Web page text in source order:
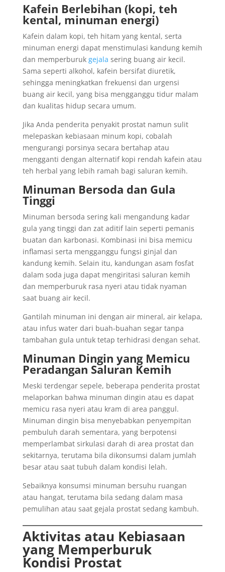
Kafein Berlebihan (kopi, teh
kental, minuman energi)
Kafein dalam kopi, teh hitam yang kental, serta
minuman energi dapat menstimulasi kandung kemih
dan memperburuk gejala sering buang air kecil.
Sama seperti alkohol, kafein bersifat diuretik,
sehingga meningkatkan frekuensi dan urgensi
buang air kecil, yang bisa mengganggu tidur malam
dan kualitas hidup secara umum.
Jika Anda penderita penyakit prostat namun sulit
melepaskan kebiasaan minum kopi, cobalah
mengurangi porsinya secara bertahap atau
mengganti dengan alternatif kopi rendah kafein atau
teh herbal yang lebih ramah bagi saluran kemih.
Minuman Bersoda dan Gula
Tinggi
Minuman bersoda sering kali mengandung kadar
gula yang tinggi dan zat aditif lain seperti pemanis
buatan dan karbonasi. Kombinasi ini bisa memicu
inflamasi serta mengganggu fungsi ginjal dan
kandung kemih. Selain itu, kandungan asam fosfat
dalam soda juga dapat mengiritasi saluran kemih
dan memperburuk rasa nyeri atau tidak nyaman
saat buang air kecil.
Gantilah minuman ini dengan air mineral, air kelapa,
atau infus water dari buah-buahan segar tanpa
tambahan gula untuk tetap terhidrasi dengan sehat.
Minuman Dingin yang Memicu
Peradangan Saluran Kemih
Meski terdengar sepele, beberapa penderita prostat
melaporkan bahwa minuman dingin atau es dapat
memicu rasa nyeri atau kram di area panggul.
Minuman dingin bisa menyebabkan penyempitan
pembuluh darah sementara, yang berpotensi
memperlambat sirkulasi darah di area prostat dan
sekitarnya, terutama bila dikonsumsi dalam jumlah
besar atau saat tubuh dalam kondisi lelah.
Sebaiknya konsumsi minuman bersuhu ruangan
atau hangat, terutama bila sedang dalam masa
pemulihan atau saat gejala prostat sedang kambuh.
Aktivitas atau Kebiasaan
yang Memperburuk
Kondisi Prostat